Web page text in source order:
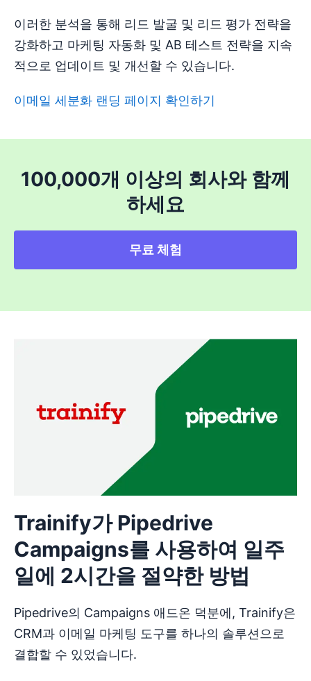
이러한 분석을 통해 리드 발굴 및 리드 평가 전략을
강화하고 마케팅 자동화 및 AB 테스트 전략을 지속
적으로 업데이트 및 개선할 수 있습니다.
이메일 세분화 랜딩 페이지 확인하기
100,000개 이상의 회사와 함께
하세요
무료 체험
Trainify가 Pipedrive
Campaigns를 사용하여 일주
일에 2시간을 절약한 방법
Pipedrive의 Campaigns 애드온 덕분에, Trainify은
CRM과 이메일 마케팅 도구를 하나의 솔루션으로
결합할 수 있었습니다.